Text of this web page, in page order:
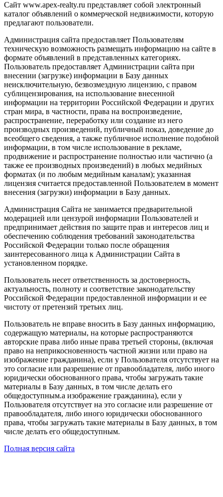
Сайт www.apex-realty.ru представляет собой электронный
каталог объявлений о коммерческой недвижимости, которую
предлагают пользователи.
Администрация сайта предоставляет Пользователям
техническую возможность размещать информацию на сайте в
формате объявлений в представленных категориях.
Пользователь предоставляет Администрации сайта при
внесении (загрузке) информации в Базу данных
неисключительную, безвозмездную лицензию, с правом
сублицензирования, на использование внесенной
информации на территории Российской Федерации и других
стран мира, в частности, права на воспроизведение,
распространение, переработку или создание из него
производных произведений, публичный показ, доведение до
всеобщего сведения, а также публичное исполнение подобной
информации, в том числе использование в рекламе,
продвижение и распространение полностью или частично (а
также ее производных произведений) в любых медийных
форматах (и по любым медийным каналам); указанная
лицензия считается предоставленной Пользователем в момент
внесения (загрузки) информации в Базу данных.
Администрация Сайта не занимается предварительной
модерацией или цензурой информации Пользователей и
предпринимает действия по защите прав и интересов лиц и
обеспечению соблюдения требований законодательства
Российской Федерации только после обращения
заинтересованного лица к Администрации Сайта в
установленном порядке.
Пользователь несет ответственность за достоверность,
актуальность, полноту и соответствие законодательству
Российской Федерации предоставленной информации и ее
чистоту от претензий третьих лиц.
Пользователь не вправе вносить в Базу данных информацию,
содержащую материалы, на которые распространяются
авторские права либо иные права третьей стороны, (включая
право на неприкосновенность частной жизни или право на
изображение гражданина), если у Пользователя отсутствует на
это согласие или разрешение от правообладателя, либо иного
юридически обоснованного права, чтобы загружать такие
материалы в Базу данных, в том числе делать его
общедоступным.а изображение гражданина), если у
Пользователя отсутствует на это согласие или разрешение от
правообладателя, либо иного юридически обоснованного
права, чтобы загружать такие материалы в Базу данных, в том
числе делать его общедоступным.
Полная версия сайта